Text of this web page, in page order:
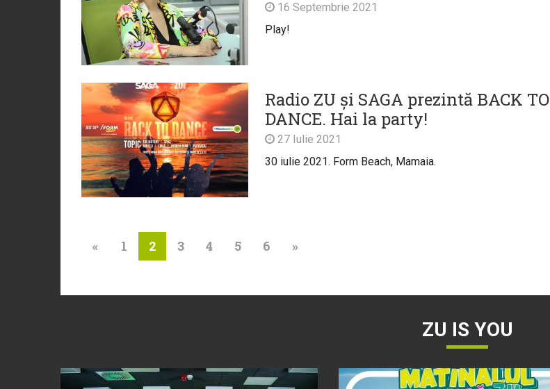
16 Septembrie 2021
Play!
Radio ZU și SAGA prezintă BACK TO
DANCE. Hai la party!
27 Iulie 2021
30 iulie 2021. Form Beach, Mamaia.
« 1 2 3 4 5 6 »
ZU IS YOU